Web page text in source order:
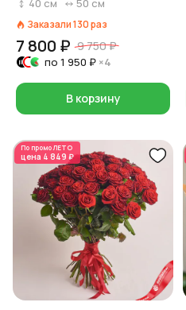
40 см 50 см
Заказали130раз
7 800 ₽ 9 750 ₽
по 1 950 ₽ ×4
В корзину
По промоЛЕТО
цена 4 849 ₽